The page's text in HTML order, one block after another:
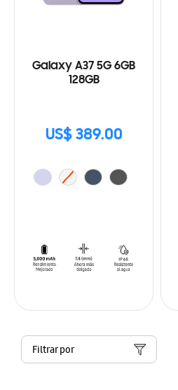
Galaxy A37 5G 6GB
128GB
US$ 389.00
Filtrar por